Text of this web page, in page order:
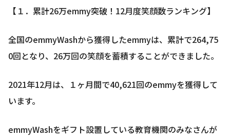
【１．累計26万emmy突破！12月度笑顔数ランキング】
全国のemmyWashから獲得したemmyは、累計で264,75
0回となり、26万回の笑顔を蓄積することができました。
2021年12月は、１ヶ月間で40,621回のemmyを獲得して
います。
emmyWashをギフト設置している教育機関のみなさんが